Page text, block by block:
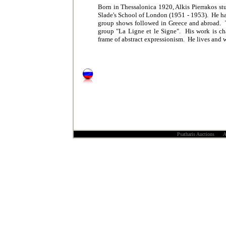
Born in Thessalonica 1920, Alkis Pierrakos
Slade's School of London (1951 - 1953). He
group shows followed in Greece and abroad.
group "La Ligne et le Signe". His work is
frame of abstract expressionism. He lives and
Psatharis Auctions